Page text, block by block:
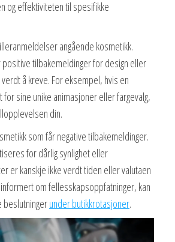
og effektiviteten til spesifikke
angående kosmetikk.
tilbakemeldinger for design eller
å kreve. For eksempel, hvis en
sine unike animasjoner eller fargevalg,
din.
som får negative tilbakemeldinger.
for dårlig synlighet eller
er kanskje ikke verdt tiden eller valutaen
om fellesskapsoppfatninger, kan
beslutningerunder butikkrotasjoner.